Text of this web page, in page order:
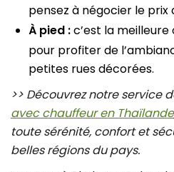
pensez à négocier le
À pied :c’est la
pour profiter de
petites rues décorées.
>> Découvrez notre service
avec chauffeur en Thaïlande
toute sérénité, confort et
belles régions du pays.